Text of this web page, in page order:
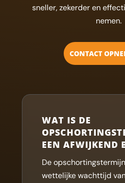
sneller, zekerder en
nemen.
CONTACT
WAT IS DE
EEN AFWIJKEND
De
wettelijke wachttijd